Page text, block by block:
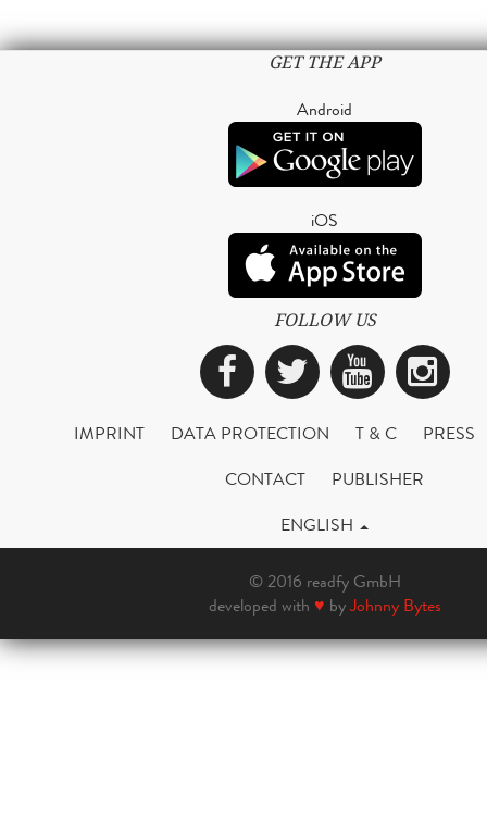
GET THE APP
Android
iOS
FOLLOW US
Facebook
Twitter
IMPRINT DATA PROTECTION T & C
PRESS
CONTACT
PUBLISHER
ENGLISH
© 2016 readfy GmbH
developed with ♥ byJohnny Bytes